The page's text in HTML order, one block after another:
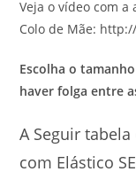
Veja o vídeo com a
Colo de Mãe:
Escolha o
haver folga entre
A Seguir
com Elástico